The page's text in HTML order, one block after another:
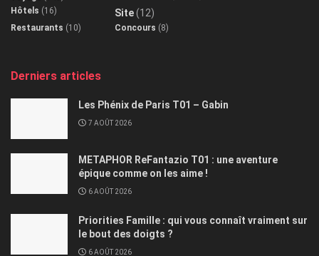
Hôtels (16)
Restaurants (10)
Site(12)
Concours (8)
Derniers articles
Les Phénix de Paris T01 – Gabin
7 AOÛT 2026
METAPHOR ReFantazio T01 : une aventure
épique comme on les aime !
6 AOÛT 2026
Priorities Famille : qui vous connaît vraiment sur
le bout des doigts ?
6 AOÛT 2026